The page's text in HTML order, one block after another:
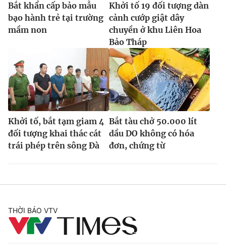
Bắt khẩn cấp bảo mẫu
bạo hành trẻ tại trường
mầm non
Khởi tố 19 đối tượng dàn
cảnh cướp giật dây
chuyền ở khu Liên Hoa
Bảo Tháp
Khởi tố, bắt tạm giam 4
đối tượng khai thác cát
trái phép trên sông Đà
Bắt tàu chở 50.000 lít
dầu DO không có hóa
đơn, chứng từ
THỜI BÁO VTV